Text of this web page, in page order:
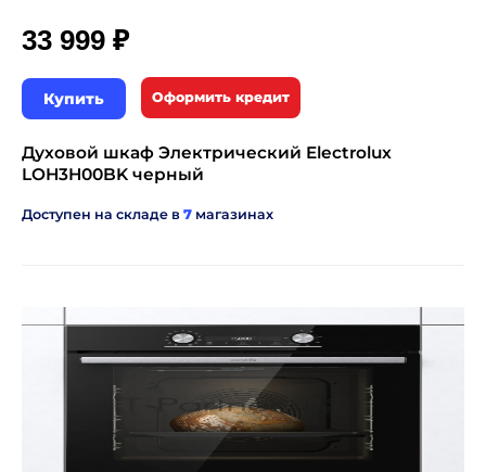
33 999 ₽
Купить Оформить кредит
Духовой шкаф Электрический Electrolux
LOH3H00BK черный
Доступен на складе в 7 магазинах